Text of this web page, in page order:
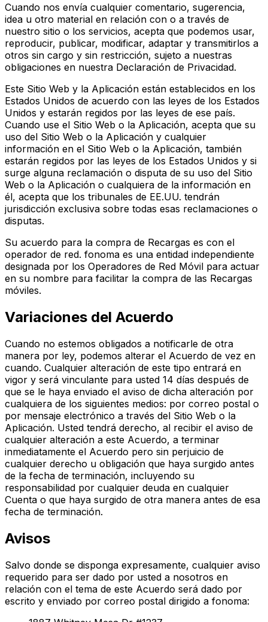
Cuando nos envía cualquier comentario, sugerencia,
idea u otro material en relación con o a través de
nuestro sitio o los servicios, acepta que podemos usar,
reproducir, publicar, modificar, adaptar y transmitirlos a
otros sin cargo y sin restricción, sujeto a nuestras
obligaciones en nuestra Declaración de Privacidad.
Este Sitio Web y la Aplicación están establecidos en los
Estados Unidos de acuerdo con las leyes de los Estados
Unidos y estarán regidos por las leyes de ese país.
Cuando use el Sitio Web o la Aplicación, acepta que su
uso del Sitio Web o la Aplicación y cualquier
información en el Sitio Web o la Aplicación, también
estarán regidos por las leyes de los Estados Unidos y si
surge alguna reclamación o disputa de su uso del Sitio
Web o la Aplicación o cualquiera de la información en
él, acepta que los tribunales de EE.UU. tendrán
jurisdicción exclusiva sobre todas esas reclamaciones o
disputas.
Su acuerdo para la compra de Recargas es con el
operador de red. fonoma es una entidad independiente
designada por los Operadores de Red Móvil para actuar
en su nombre para facilitar la compra de las Recargas
móviles.
Variaciones del Acuerdo
Cuando no estemos obligados a notificarle de otra
manera por ley, podemos alterar el Acuerdo de vez en
cuando. Cualquier alteración de este tipo entrará en
vigor y será vinculante para usted 14 días después de
que se le haya enviado el aviso de dicha alteración por
cualquiera de los siguientes medios: por correo postal o
por mensaje electrónico a través del Sitio Web o la
Aplicación. Usted tendrá derecho, al recibir el aviso de
cualquier alteración a este Acuerdo, a terminar
inmediatamente el Acuerdo pero sin perjuicio de
cualquier derecho u obligación que haya surgido antes
de la fecha de terminación, incluyendo su
responsabilidad por cualquier deuda en cualquier
Cuenta o que haya surgido de otra manera antes de esa
fecha de terminación.
Avisos
Salvo donde se disponga expresamente, cualquier aviso
requerido para ser dado por usted a nosotros en
relación con el tema de este Acuerdo será dado por
escrito y enviado por correo postal dirigido a fonoma: